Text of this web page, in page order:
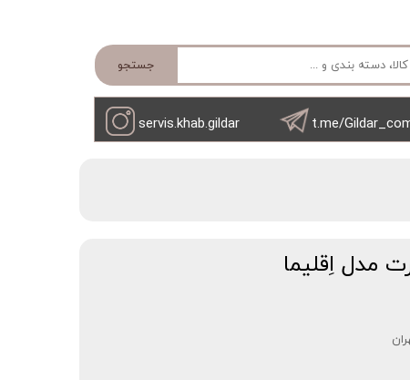
جستجو
t.me/
servis.khab.gildar
مدل اِقلیما